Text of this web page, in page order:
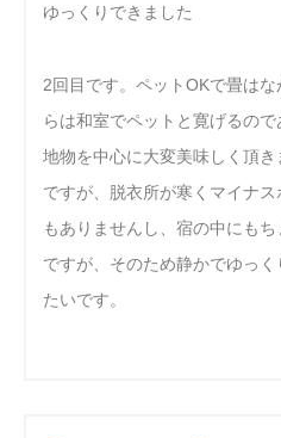
ゆっくりできました
2回目です。ペットOKで畳は
らは和室でペットと寛げるの
地物を中心に大変美味しく頂
ですが、脱衣所が寒くマイナ
もありませんし、宿の中にも
ですが、そのため静かでゆっ
たいです。